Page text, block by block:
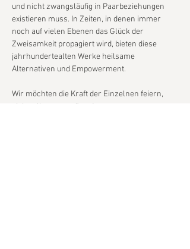
und nicht zwangsläufig in Paarbeziehungen
existieren muss. In Zeiten, in denen immer
noch auf vielen Ebenen das Glück der
Zweisamkeit propagiert wird, bieten diese
jahrhundertealten Werke heilsame
Alternativen und Empowerment.
Wir möchten die Kraft der Einzelnen feiern,
sich selbst zu genügen!